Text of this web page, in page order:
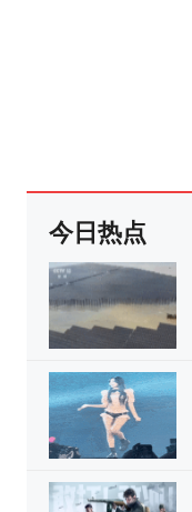
今日热点